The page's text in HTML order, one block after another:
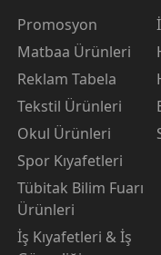
Promosyon
Matbaa Ürünleri
Reklam Tabela
Tekstil Ürünleri
Okul Ürünleri
Spor Kıyafetleri
Tübitak Bilim Fuarı
Ürünleri
İş Kıyafetleri & İş